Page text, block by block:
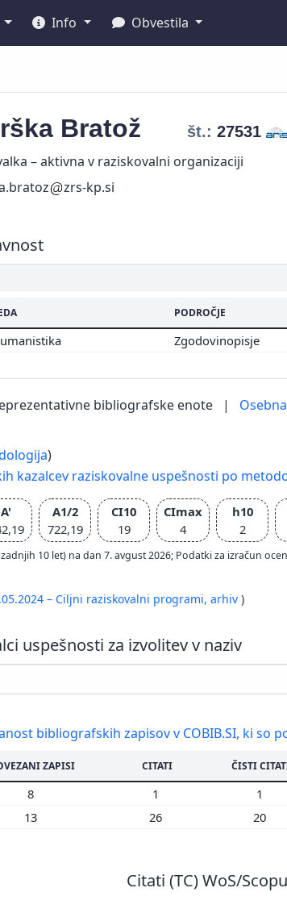
Info Obvestila
Bratož št.: 27531
– aktivna v raziskovalni organizaciji
zrs-kp.si
PODROČJE
Zgodovinopisje
bibliografske enote | Osebna
)
kazalcev raziskovalne uspešnosti po
A'
A1/2
722,19
CI10
19
CImax
4
h10
2
10 let) na dan 7. avgust 2026; Podatki za izračun
– Ciljni raziskovalni programi, arhiv )
uspešnosti za izvolitev v naziv
bibliografskih zapisov v COBIB.SI, ki so
ZAPISI CITATI ČISTI
8 1 1
13 26 20
Citati (TC) WoS/